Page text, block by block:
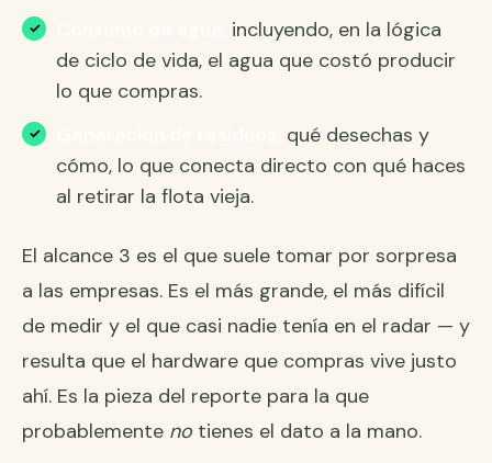
incluyendo, en la lógica
de ciclo de vida, el agua que costó producir
lo que compras.
qué desechas y
cómo, lo que conecta directo con qué haces
al retirar la flota vieja.
El alcance 3 es el que suele tomar por sorpresa
a las empresas. Es el más grande, el más difícil
de medir y el que casi nadie tenía en el radar — y
resulta que el hardware que compras vive justo
ahí. Es la pieza del reporte para la que
probablemente no tienes el dato a la mano.